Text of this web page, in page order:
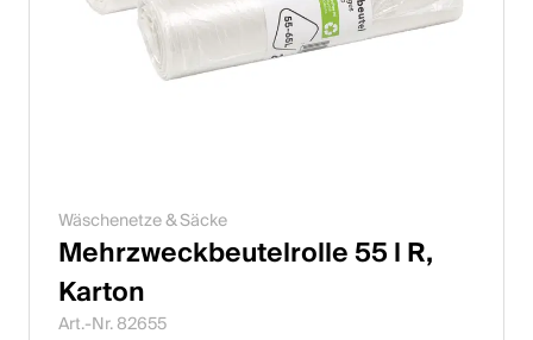
Wäschenetze & Säcke
Mehrzweckbeutelrolle 55 l R,
Karton
Art.-Nr. 82655